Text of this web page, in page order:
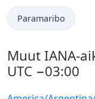
Paramaribo
Muut IANA-
UTC −03:00